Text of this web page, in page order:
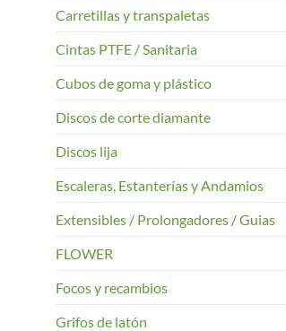
Carretillas y transpaletas
Cintas PTFE / Sanitaria
Cubos de goma y plástico
Discos de corte diamante
Discos lija
Escaleras, Estanterías y Andamios
Extensibles / Prolongadores / Guias
FLOWER
Focos y recambios
Grifos de latón